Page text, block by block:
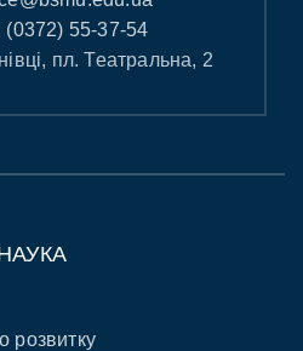
(0372) 55-37-54
пл. Театральна, 2
розвитку